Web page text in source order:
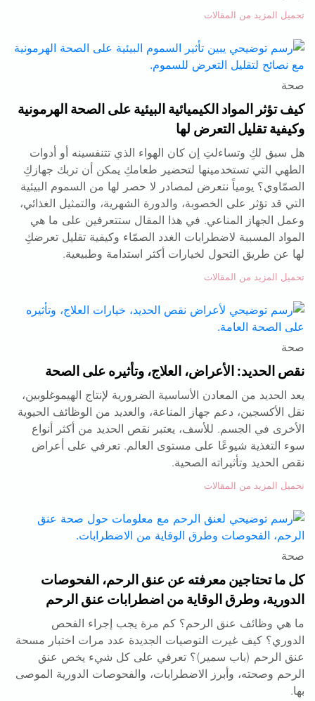
تحميل المزيد من المقالات
صحة
كيف تؤثر المواد الكيميائية البيئية على الصحة الهرمونية
وكيفية تقليل التعرض لها
هل سبق لكِ وتساءلتِ إن كان الهواء الذي تتنفسينه أو أدوات
الطهي التي تستخدمينها لتحضير طعامكِ يمكن أن تربك جهازكِ
الصمّاوي؟ يومياً نتعرض لمصادر لا حصر لها من السموم البيئية
التي قد تؤثر على الخصوبة، والدورة الشهرية، والتمثيل الغذائي،
وعمل الجهاز المناعي. في هذا المقال ستتعرفين على ما هي
المواد المسببة لاضطرابات الغدد الصمّاء وكيفية تقليل تعرضكِ
لها عن طريق التحول لخيارات أكثر استدامة وطبيعية.
تحميل المزيد من المقالات
صحة
نقص الحديد: الأعراض، العلاج، وتأثيره على الصحة
يعد الحديد من المعادن الأساسية الضرورية لإنتاج الهيموغلوبين،
نقل الأكسجين، دعم جهاز المناعة، والعديد من الوظائف الحيوية
الأخرى في الجسم. للأسف، يعتبر نقص الحديد من أكثر أنواع
سوء التغذية شيوعًا على مستوى العالم. تعرفي على أعراض
نقص الحديد وتأثيراته الصحية.
تحميل المزيد من المقالات
صحة
كل ما تحتاجين معرفته عن عنق الرحم، الفحوصات
الدورية، وطرق الوقاية من اضطرابات عنق الرحم
ما هي وظائف عنق الرحم؟ كم مرة يجب إجراء الفحص
الدوري؟ كيف غيرت التوصيات الجديدة عدد مرات اختبار مسحة
عنق الرحم (باب سمير)؟ تعرفي على كل شيء يخص عنق
الرحم وصحته، وأبرز الاضطرابات، والفحوصات الدورية الموصى
بها.